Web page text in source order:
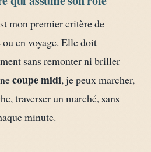
mon premier critère de
en voyage. Elle doit
sans remonter ni briller
coupe midi, je peux marcher,
traverser un marché, sans
minute.